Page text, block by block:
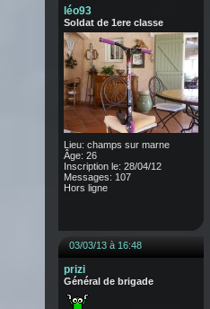
léo93
Soldat de 1ere classe
Lieu: champs sur marne
Âge: 26
Inscription le: 28/04/12
Messages: 107
Hors ligne
03/03/13 à 16:48
prizi
Général de brigade